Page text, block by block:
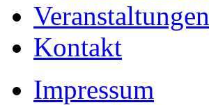
Veranstaltungen
Kontakt
Impressum